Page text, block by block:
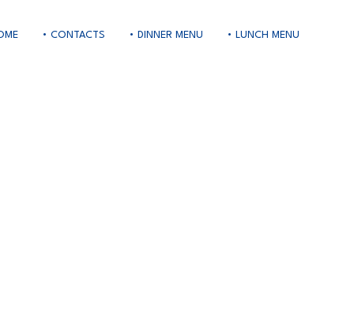
• CONTACTS • DINNER MENU • LUNCH MENU